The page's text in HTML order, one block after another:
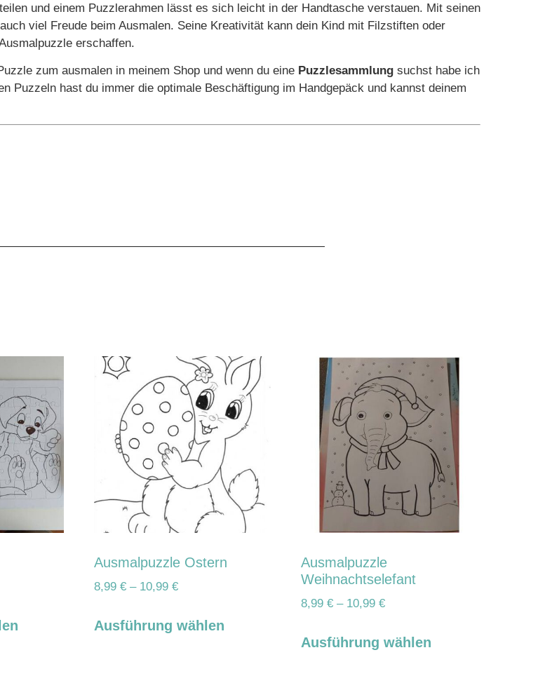
und einem Puzzlerahmen lässt es sich leicht in der Handtasche verstauen. Mit seinen
viel Freude beim Ausmalen. Seine Kreativität kann dein Kind mit Filzstiften oder
erschaffen.
zum ausmalen in meinem Shop und wenn du eine Puzzlesammlung suchst habe ich
Puzzeln hast du immer die optimale Beschäftigung im Handgepäck und kannst deinem
Ausmalpuzzle Ostern
8,99€ – 10,99€
Ausführung wählen
Ausmalpuzzle
Weihnachtselefant
8,99€ – 10,99€
Ausführung wählen